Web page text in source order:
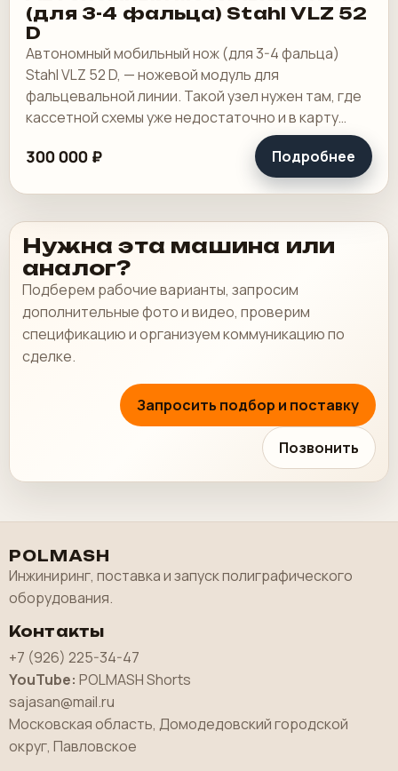
(для 3-4 фальца) Stahl VLZ 52
D
Автономный мобильный нож (для 3-4 фальца)
Stahl VLZ 52 D, — ножевой модуль для
фальцевальной линии. Такой узел нужен там, где
кассетной схемы уже недостаточно и в карту
фальцовки приходится добавлять ножевой сгиб.
В.
300 000 ₽ Подробнее
Нужна эта машина или
аналог?
Подберем рабочие варианты, запросим
дополнительные фото и видео, проверим
спецификацию и организуем коммуникацию по
сделке.
Запросить подбор и поставку
Позвонить
POLMASH
Инжиниринг, поставка и запуск полиграфического
оборудования.
Контакты
+7 (926) 225-34-47
YouTube: POLMASH Shorts
sajasan@mail.ru
Московская область, Домодедовский городской
округ, Павловское